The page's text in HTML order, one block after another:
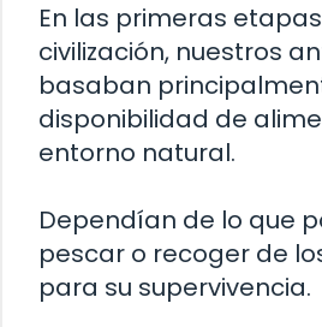
En las primeras
civilización, nuestros
basaban
disponibilidad de
entorno natural.
Dependían de lo que
pescar o recoger de
para su supervivencia.